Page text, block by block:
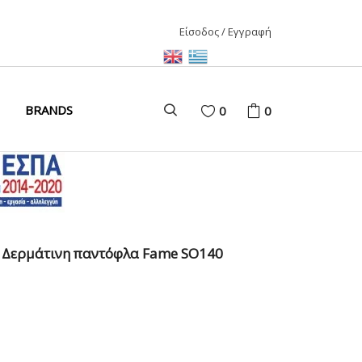
Είσοδος / Εγγραφή
BRANDS 0 0
Δερμάτινη παντόφλα Fame SO140